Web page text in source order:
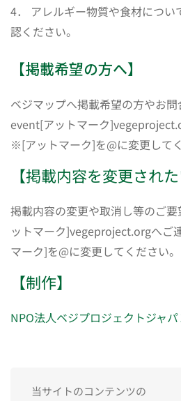
4． アレルギー物質や食材につ
認ください。
【掲載希望の方へ】
ベジマップへ掲載希望の方やお
event[アットマーク
※[アットマーク]を@に変更して
【掲載内容を変更された
掲載内容の変更や取消し等のご
ットマーク]vegeproject.orgへご
マーク]を@に変更してください。
【制作】
NPO法人ベジプロジェクトジャ
当サイトのコンテンツの